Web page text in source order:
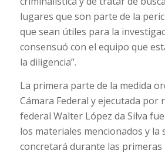
lugares que son parte de la
que sean útiles para la
consensuó con el equipo que
la diligencia”.
La primera parte de la medida
Cámara Federal y ejecutada por
federal Walter López da Silva
los materiales mencionados y la
concretará durante las primeras